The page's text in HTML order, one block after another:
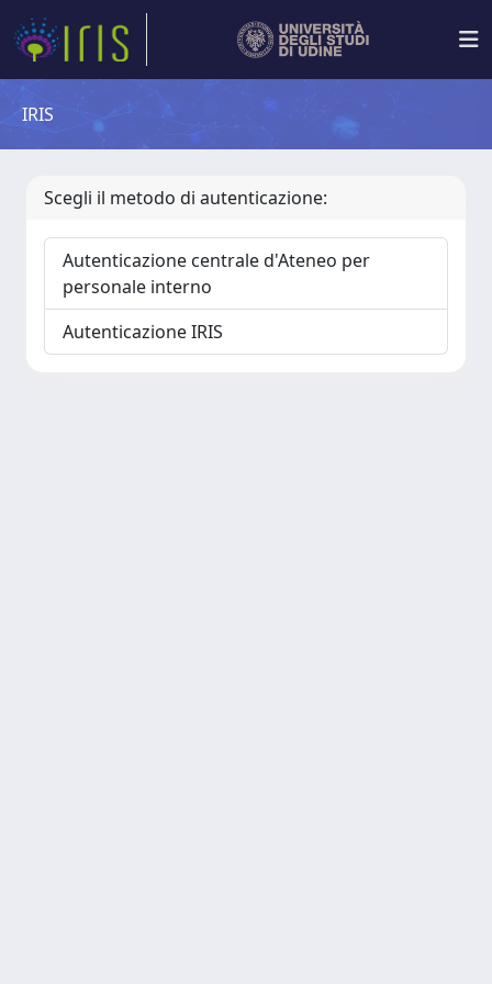
IRIS
Scegli il metodo di autenticazione:
Autenticazione centrale d'Ateneo per
personale interno
Autenticazione IRIS